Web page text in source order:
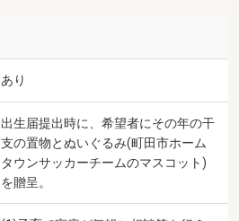
あり
出生届提出時に、希望者にその年の干
支の置物とぬいぐるみ(町田市ホーム
タウンサッカーチームのマスコット)
を贈呈。